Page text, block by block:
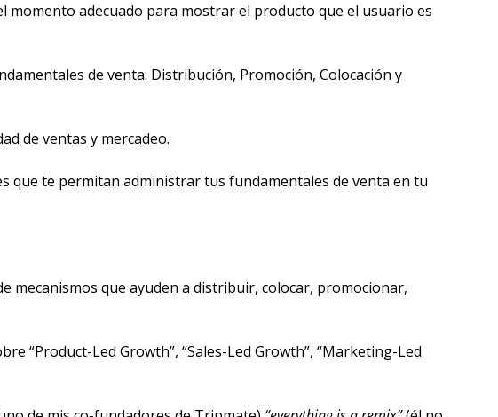
momento adecuado para mostrar el producto que el usuario es
de venta: Distribución, Promoción, Colocación y
de ventas y mercadeo.
que te permitan administrar tus fundamentales de venta en tu
mecanismos que ayuden a distribuir, colocar, promocionar,
“Product-Led Growth”, “Sales-Led Growth”, “Marketing-Led